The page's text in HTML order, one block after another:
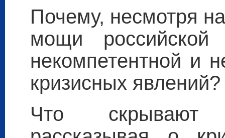
Почему, несмотря
мощи российской
некомпетентной и
кризисных явлений?
Что скрывают